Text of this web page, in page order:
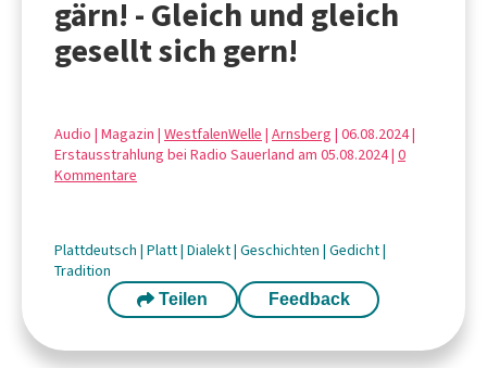
gärn! - Gleich und gleich
gesellt sich gern!
Audio | Magazin | WestfalenWelle | Arnsberg | 06.08.2024 |
Erstausstrahlung bei Radio Sauerland am 05.08.2024 | 0
Kommentare
Plattdeutsch | Platt| Dialekt| Geschichten | Gedicht|
Tradition
Teilen Feedback